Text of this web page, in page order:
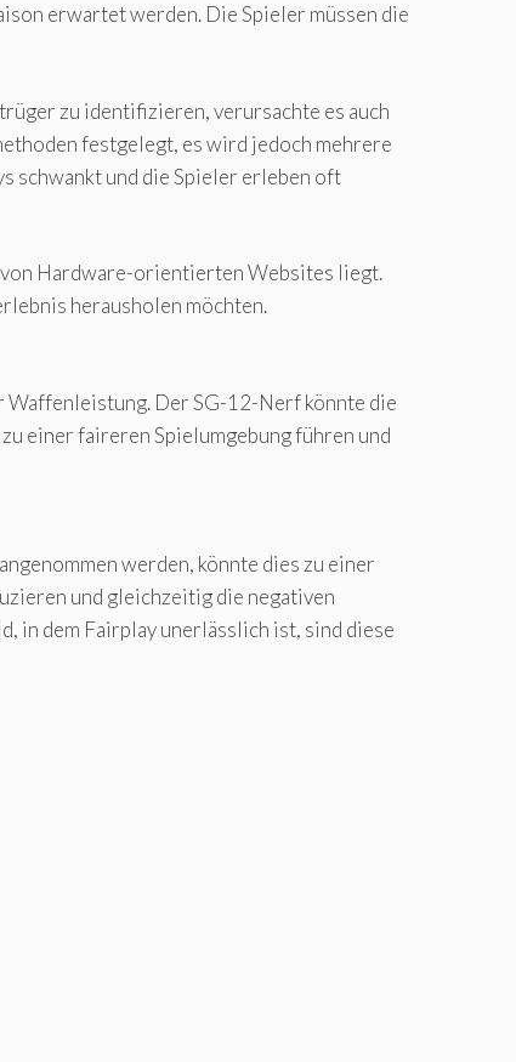
erwartet werden. Die Spieler müssen die
zu identifizieren, verursachte es auch
festgelegt, es wird jedoch mehrere
schwankt und die Spieler erleben oft
von Hardware-orientierten Websites liegt.
herausholen möchten.
Waffenleistung. Der SG-12-Nerf könnte die
einer faireren Spielumgebung führen und
werden, könnte dies zu einer
und gleichzeitig die negativen
in dem Fairplay unerlässlich ist, sind diese